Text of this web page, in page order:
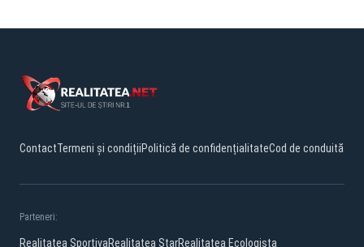
ContactTermeni și condițiiPolitică de confidențialitateCod de conduită
Parteneri:
Realitatea SportivaRealitatea StarRealitatea Ecologista